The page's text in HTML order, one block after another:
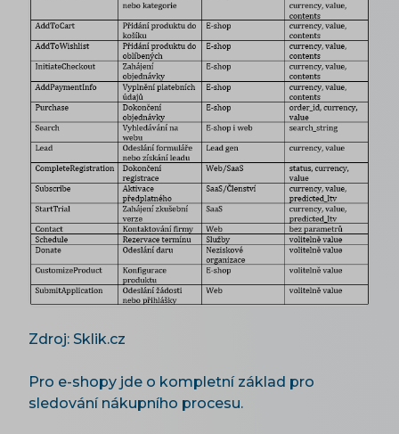
Zdroj: Sklik.cz
Pro e-shopy jde o kompletní základ pro
sledování nákupního procesu.